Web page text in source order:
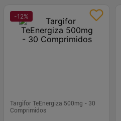
-12%
Targifor TeEnergiza 500mg - 30
Comprimidos